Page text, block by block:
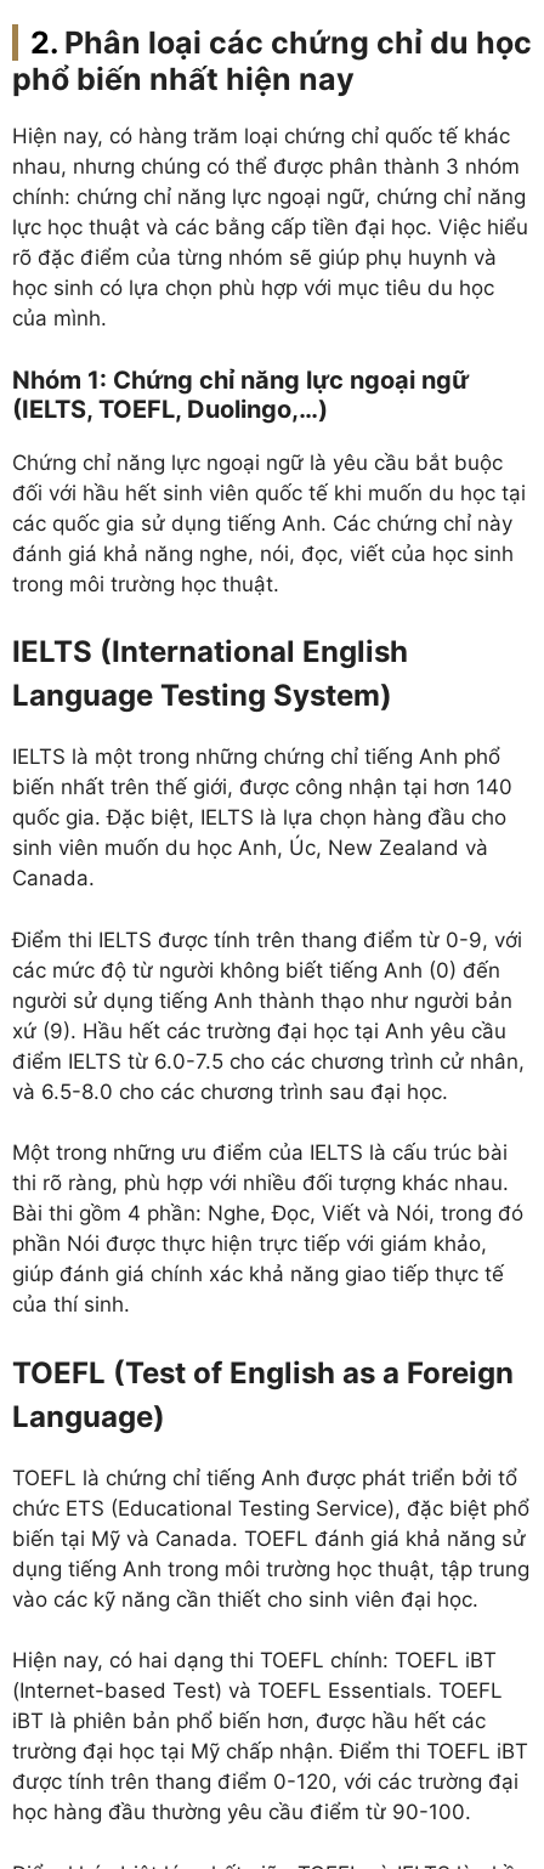
Phân loại các chứng chỉ du học
phổ biến nhất hiện nay
Hiện nay, có hàng trăm loại chứng chỉ quốc tế khác
nhau, nhưng chúng có thể được phân thành 3 nhóm
chính: chứng chỉ năng lực ngoại ngữ, chứng chỉ năng
lực học thuật và các bằng cấp tiền đại học. Việc hiểu
rõ đặc điểm của từng nhóm sẽ giúp phụ huynh và
học sinh có lựa chọn phù hợp với mục tiêu du học
của mình.
Nhóm 1: Chứng chỉ năng lực ngoại ngữ
(IELTS, TOEFL, Duolingo,…)
Chứng chỉ năng lực ngoại ngữ là yêu cầu bắt buộc
đối với hầu hết sinh viên quốc tế khi muốn du học tại
các quốc gia sử dụng tiếng Anh. Các chứng chỉ này
đánh giá khả năng nghe, nói, đọc, viết của học sinh
trong môi trường học thuật.
IELTS (International English
Language Testing System)
IELTS là một trong những chứng chỉ tiếng Anh phổ
biến nhất trên thế giới, được công nhận tại hơn 140
quốc gia. Đặc biệt, IELTS là lựa chọn hàng đầu cho
sinh viên muốn du học Anh, Úc, New Zealand và
Canada.
Điểm thi IELTS được tính trên thang điểm từ 0-9, với
các mức độ từ người không biết tiếng Anh (0) đến
người sử dụng tiếng Anh thành thạo như người bản
xứ (9). Hầu hết các trường đại học tại Anh yêu cầu
điểm IELTS từ 6.0-7.5 cho các chương trình cử nhân,
và 6.5-8.0 cho các chương trình sau đại học.
Một trong những ưu điểm của IELTS là cấu trúc bài
thi rõ ràng, phù hợp với nhiều đối tượng khác nhau.
Bài thi gồm 4 phần: Nghe, Đọc, Viết và Nói, trong đó
phần Nói được thực hiện trực tiếp với giám khảo,
giúp đánh giá chính xác khả năng giao tiếp thực tế
của thí sinh.
TOEFL (Test of English as a Foreign
Language)
TOEFL là chứng chỉ tiếng Anh được phát triển bởi tổ
chức ETS (Educational Testing Service), đặc biệt phổ
biến tại Mỹ và Canada. TOEFL đánh giá khả năng sử
dụng tiếng Anh trong môi trường học thuật, tập trung
vào các kỹ năng cần thiết cho sinh viên đại học.
Hiện nay, có hai dạng thi TOEFL chính: TOEFL iBT
(Internet-based Test) và TOEFL Essentials. TOEFL
iBT là phiên bản phổ biến hơn, được hầu hết các
trường đại học tại Mỹ chấp nhận. Điểm thi TOEFL iBT
được tính trên thang điểm 0-120, với các trường đại
học hàng đầu thường yêu cầu điểm từ 90-100.